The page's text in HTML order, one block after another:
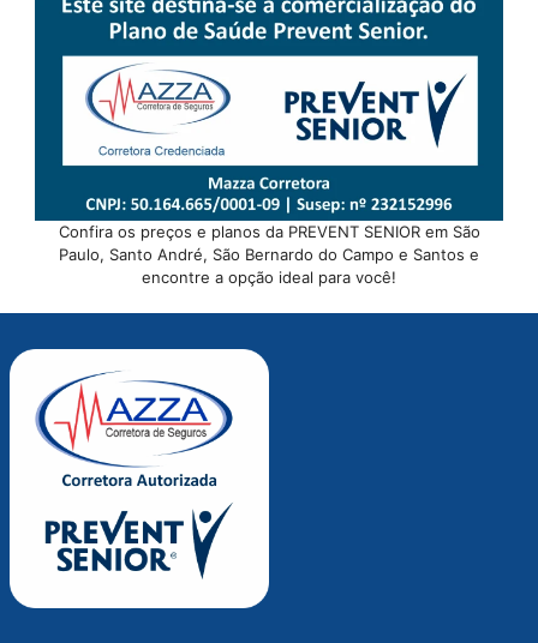
Confira os preços e planos da PREVENT SENIOR em São
Paulo, Santo André, São Bernardo do Campo e Santos e
encontre a opção ideal para você!